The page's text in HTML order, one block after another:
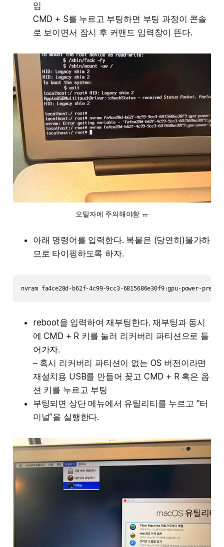
입
CMD + S를 누르고 부팅하면 부팅 과정이 콘솔
로 보이면서 잠시 후 커맨드 입력창이 뜬다.
오탈자에 주의해야함 ㅠ
아래 명령어를 입력한다. 복붙은 (당연히)불가하
므로 타이핑하도록 하자.
reboot을 입력하여 재부팅한다. 재부팅과 동시
에 CMD + R 키를 눌러 리커버리 파티션으로 들
어가자.
– 혹시 리커버리 파티션이 없는 OS 버전이라면
재설치용 USB를 만들어 꽂고 CMD + R 혹은 옵
션 키를 누르고 부팅
부팅되면 상단 메뉴에서 유틸리티를 누르고 “터
미널”을 실행한다.